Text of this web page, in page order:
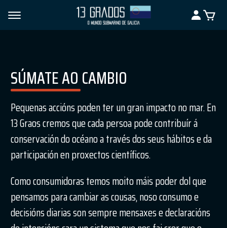
SÚMATE AO CAMBIO
Pequenas accións poden ter un gran impacto no mar. En
13 Graos cremos que cada persoa pode contribuír á
conservación do océano a través dos seus hábitos e da
participación en proxectos científicos.
Como consumidoras temos moito máis poder dol que
pensamos para cambiar as cousas, noso consumo e
decisións diarias son sempre mensaxes e declaracións